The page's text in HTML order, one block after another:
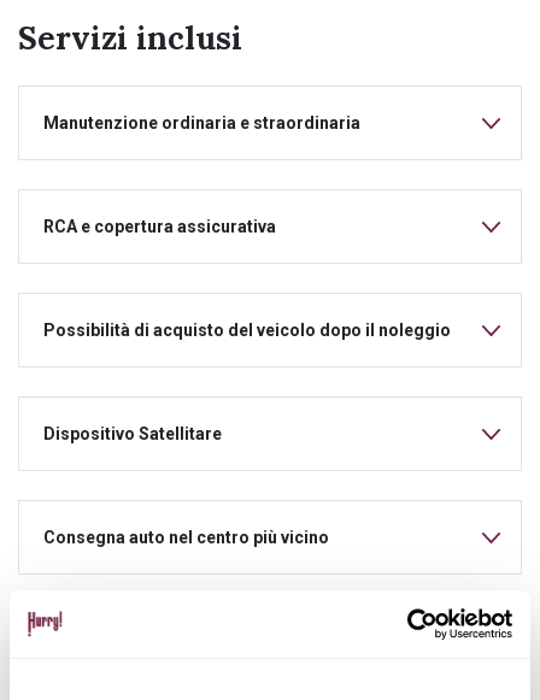
Servizi inclusi
Manutenzione ordinaria e straordinaria
RCA e copertura assicurativa
Possibilità di acquisto del veicolo dopo il noleggio
Dispositivo Satellitare
Consegna auto nel centro più vicino
Consulenza personalizzata dedicata per tutta la